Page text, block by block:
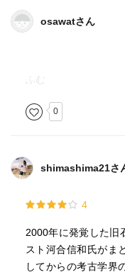
osawatさん
0
shimashima21さ
4
2000年に発覚した旧
スト河合信和氏がま
してからの考古学界